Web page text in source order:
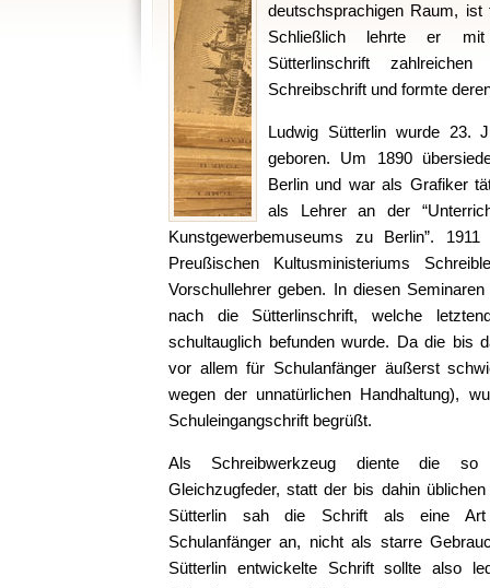
deutschsprachigen Raum,
Schließlich lehrte er
Sütterlinschrift zahlreichen
Schreibschrift und formte
Ludwig Sütterlin wurde 23.
geboren. Um 1890
Berlin und war als Grafiker
als Lehrer an der
Kunstgewerbemuseums zu Berlin”.
Preußischen Kultusministeriums
Vorschullehrer geben. In diesen
nach die Sütterlinschrift, welche
schultauglich befunden wurde. Da die bis
vor allem für Schulanfänger äußerst
wegen der unnatürlichen Handhaltung),
Schuleingangschrift begrüßt.
Als Schreibwerkzeug diente die so
Gleichzugfeder, statt der bis dahin
Sütterlin sah die Schrift als eine Art
Schulanfänger an, nicht als starre
Sütterlin entwickelte Schrift sollte also